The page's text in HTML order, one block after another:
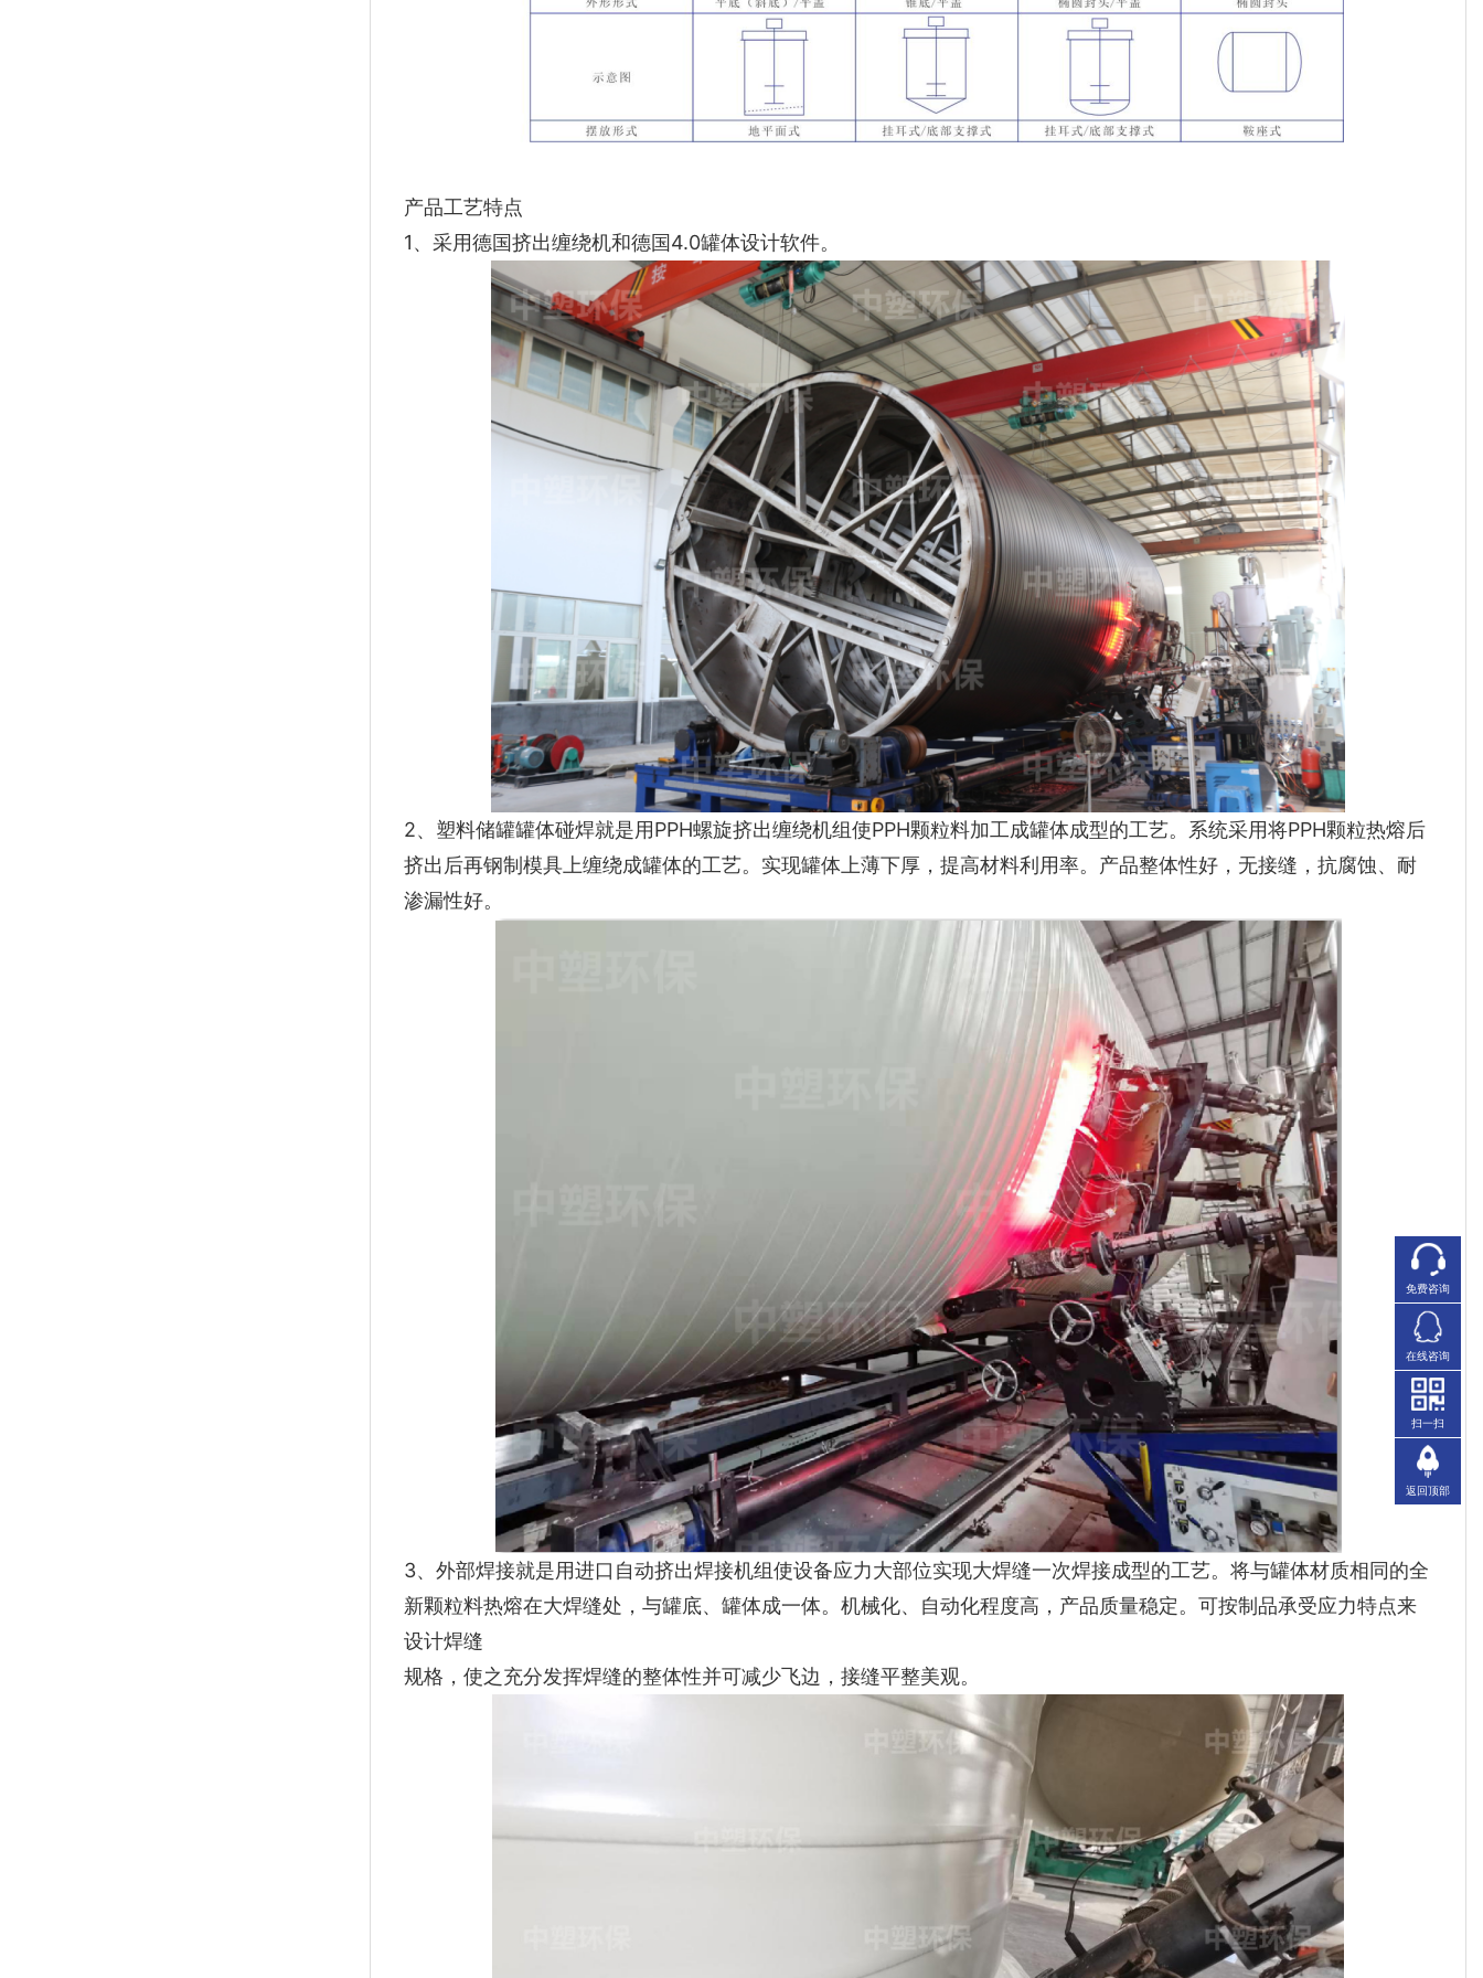
产品工艺特点
1、采用德国挤出缠绕机和德国4.0罐体设计软件。
2、塑料储罐罐体碰焊就是用PPH螺旋挤出缠绕机组使PPH颗粒料加工成罐体成型的工艺。系统采用将PPH颗粒热熔后
挤出后再钢制模具上缠绕成罐体的工艺。实现罐体上薄下厚，提高材料利用率。产品整体性好，无接缝，抗腐蚀、耐
渗漏性好。
3、外部焊接就是用进口自动挤出焊接机组使设备应力大部位实现大焊缝一次焊接成型的工艺。将与罐体材质相同的全
新颗粒料热熔在大焊缝处，与罐底、罐体成一体。机械化、自动化程度高，产品质量稳定。可按制品承受应力特点来
设计焊缝
规格，使之充分发挥焊缝的整体性并可减少飞边，接缝平整美观。
免费咨询
在线咨询
扫一扫
返回顶部